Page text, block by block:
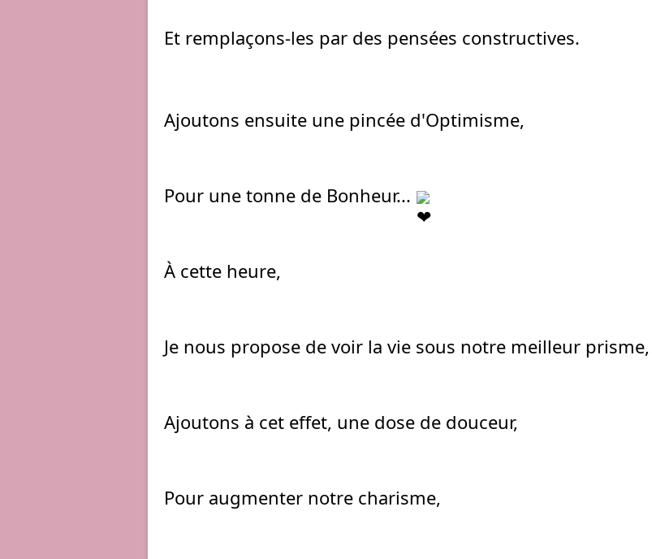
Et remplaçons-les par des pensées constructives.
Ajoutons ensuite une pincée d'Optimisme,
Pour une tonne de Bonheur...
À cette heure,
Je nous propose de voir la vie sous notre meilleur prisme,
Ajoutons à cet effet, une dose de douceur,
Pour augmenter notre charisme,